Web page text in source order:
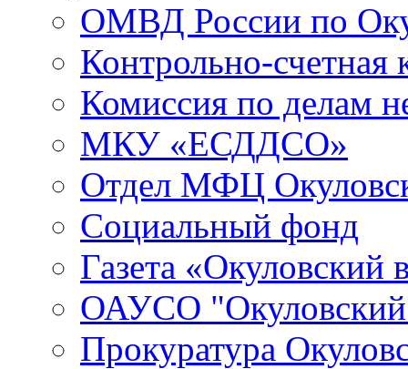
ОМВД России по
Контрольно-счетная
Комиссия по делам
МКУ «ЕСДДСО»
Отдел МФЦ
Социальный фонд
Газета «Окуловский
ОАУСО
Прокуратура